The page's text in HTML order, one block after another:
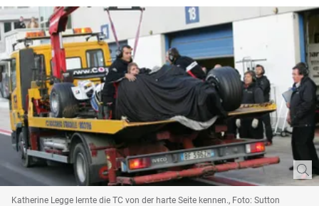
Katherine Legge lernte die TC von der harte Seite kennen., Foto: Sutton